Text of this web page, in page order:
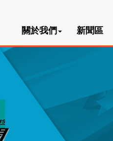
關於我們 新聞區